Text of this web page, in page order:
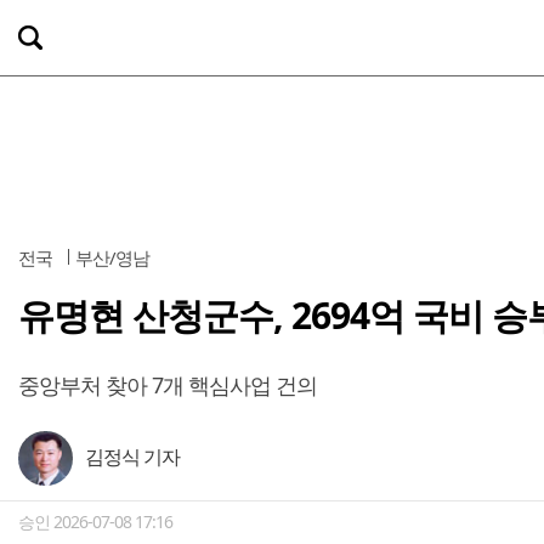
전국 부산/영남
유명현 산청군수, 2694억 국비 승
중앙부처 찾아 7개 핵심사업 건의
김정식 기자
승인 2026-07-08 17:16